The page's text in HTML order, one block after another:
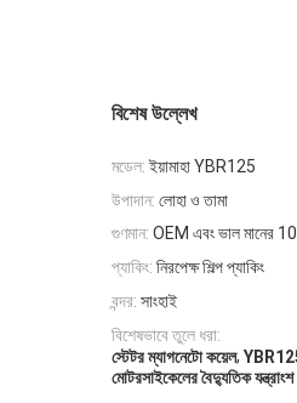
বিশেষ উল্লেখ
মডেল: ইয়ামাহা YBR125
উপাদান: লোহা ও তামা
গুণমান: OEM এবং ভাল মানের
প্যাকিং: নিরপেক্ষ শিল্প প্যাকিং
বন্দর: সাংহাই
বিশেষভাবে তুলে ধরা:
স্টেটর ম্যাগনেটো কয়েল,
মোটরসাইকেলের বৈদ্যুতিক